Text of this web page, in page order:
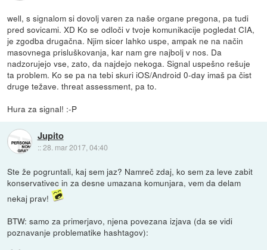
well, s signalom si dovolj varen za naše organe pregona, pa tudi
pred sovicami. XD Ko se odloči v tvoje komunikacije pogledat CIA,
je zgodba drugačna. Njim sicer lahko uspe, ampak ne na način
masovnega prisluškovanja, kar nam gre najbolj v nos. Da
nadzorujejo vse, zato, da najdejo nekoga. Signal uspešno rešuje
ta problem. Ko se pa na tebi skuri iOS/Android 0-day imaš pa čist
druge težave. threat assessment, pa to.
Hura za signal! :-P
Jupito
::28. mar 2017, 04:40
Ste že pogruntali, kaj sem jaz? Namreč zdaj, ko sem za leve zabit
konservativec in za desne umazana komunjara, vem da delam
nekaj prav!
BTW: samo za primerjavo, njena povezana izjava (da se vidi
poznavanje problematike hashtagov):